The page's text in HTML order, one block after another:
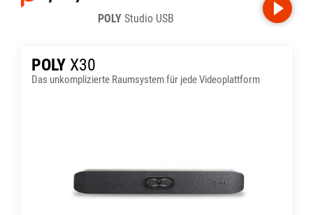
POLYStudio USB
POLY X30
Das unkomplizierte Raumsystem für jede Videoplattform